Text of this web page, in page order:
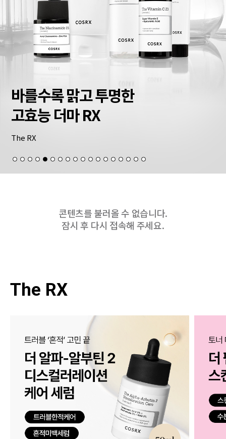
바를수록 맑고 투명한
고효능 더마 RX
The RX
콘텐츠를 불러올 수 없습니다.
잠시 후 다시 접속해 주세요.
The RX